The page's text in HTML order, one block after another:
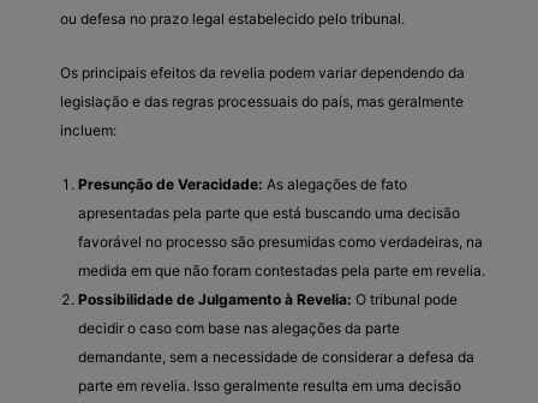
ou defesa no prazo legal estabelecido pelo tribunal.
Os principais efeitos da revelia podem variar dependendo da
legislação e das regras processuais do país, mas geralmente
incluem:
Presunção de Veracidade: As alegações de fato
apresentadas pela parte que está buscando uma decisão
favorável no processo são presumidas como verdadeiras, na
medida em que não foram contestadas pela parte em revelia.
Possibilidade de Julgamento à Revelia: O tribunal pode
decidir o caso com base nas alegações da parte
demandante, sem a necessidade de considerar a defesa da
parte em revelia. Isso geralmente resulta em uma decisão